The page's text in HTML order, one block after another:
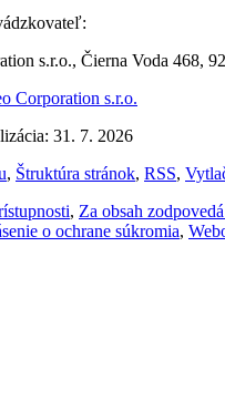
s.r.o., Čierna Voda 468,
Corporation s.r.o.
31. 7. 2026
, Štruktúra stránok, RSS,
, Za obsah
o ochrane súkromia,